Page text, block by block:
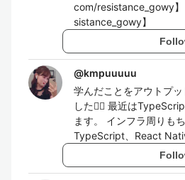
com/resistance_gowy
sistance_gowy】
@kmpuuuuu
学んだことをアウトプ
した🙆‍♀️ 最近は
ます。 インフラ周りも
TypeScript、React